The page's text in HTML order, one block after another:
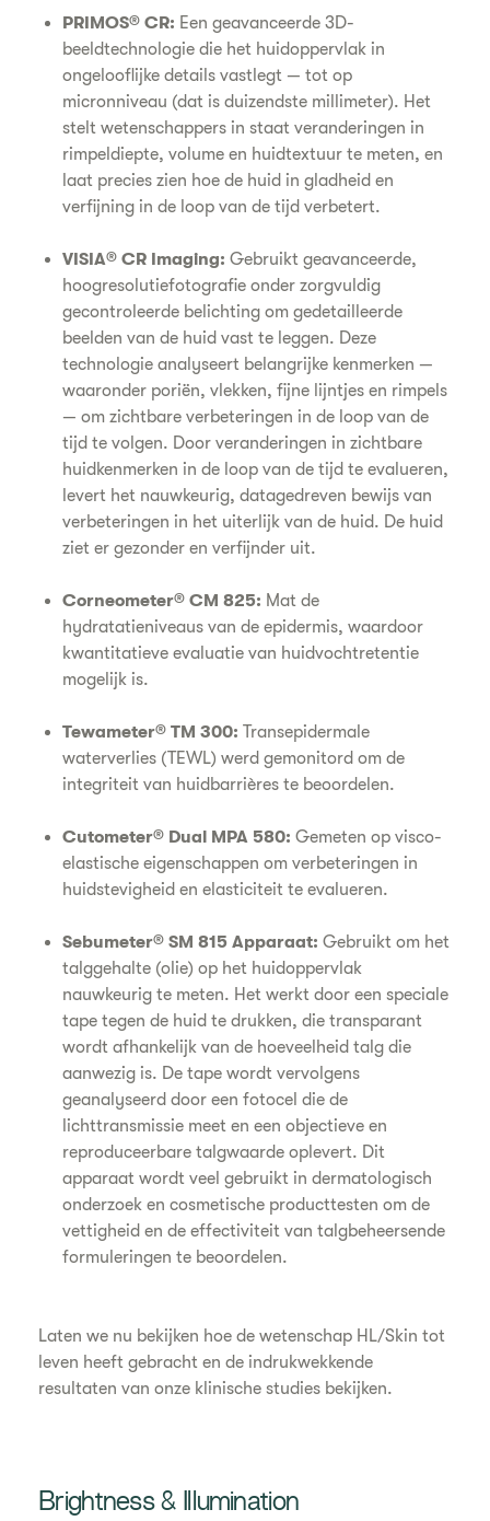
PRIMOS® CR: Een geavanceerde 3D-
beeldtechnologie die het huidoppervlak in
ongelooflijke details vastlegt — tot op
micronniveau (dat is duizendste millimeter). Het
stelt wetenschappers in staat veranderingen in
rimpeldiepte, volume en huidtextuur te meten, en
laat precies zien hoe de huid in gladheid en
verfijning in de loop van de tijd verbetert.
VISIA® CR Imaging: Gebruikt geavanceerde,
hoogresolutiefotografie onder zorgvuldig
gecontroleerde belichting om gedetailleerde
beelden van de huid vast te leggen. Deze
technologie analyseert belangrijke kenmerken —
waaronder poriën, vlekken, fijne lijntjes en rimpels
— om zichtbare verbeteringen in de loop van de
tijd te volgen. Door veranderingen in zichtbare
huidkenmerken in de loop van de tijd te evalueren,
levert het nauwkeurig, datagedreven bewijs van
verbeteringen in het uiterlijk van de huid. De huid
ziet er gezonder en verfijnder uit.
Corneometer® CM 825: Mat de
hydratatieniveaus van de epidermis, waardoor
kwantitatieve evaluatie van huidvochtretentie
mogelijk is.
Tewameter® TM 300: Transepidermale
waterverlies (TEWL) werd gemonitord om de
integriteit van huidbarrières te beoordelen.
Cutometer® Dual MPA 580: Gemeten op visco-
elastische eigenschappen om verbeteringen in
huidstevigheid en elasticiteit te evalueren.
Sebumeter® SM 815 Apparaat: Gebruikt om het
talggehalte (olie) op het huidoppervlak
nauwkeurig te meten. Het werkt door een speciale
tape tegen de huid te drukken, die transparant
wordt afhankelijk van de hoeveelheid talg die
aanwezig is. De tape wordt vervolgens
geanalyseerd door een fotocel die de
lichttransmissie meet en een objectieve en
reproduceerbare talgwaarde oplevert. Dit
apparaat wordt veel gebruikt in dermatologisch
onderzoek en cosmetische producttesten om de
vettigheid en de effectiviteit van talgbeheersende
formuleringen te beoordelen.
Laten we nu bekijken hoe de wetenschap HL/Skin tot
leven heeft gebracht en de indrukwekkende
resultaten van onze klinische studies bekijken.
Brightness & Illumination